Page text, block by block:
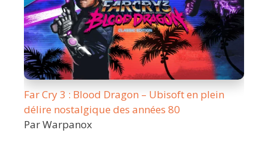
Far Cry 3 : Blood Dragon – Ubisoft en plein
délire nostalgique des années 80
Par Warpanox